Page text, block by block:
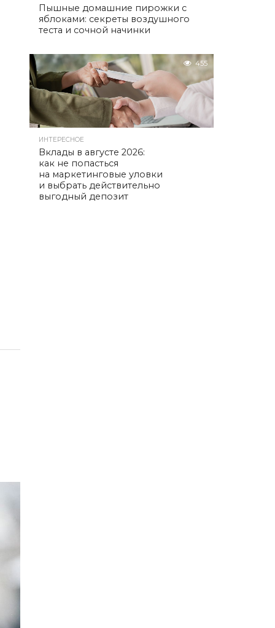
Пышные домашние пирожки с
яблоками: секреты воздушного
теста и сочной начинки
455
ИНТЕРЕСНОЕ
Вклады в августе 2026:
как не попасться
на маркетинговые уловки
и выбрать действительно
выгодный депозит